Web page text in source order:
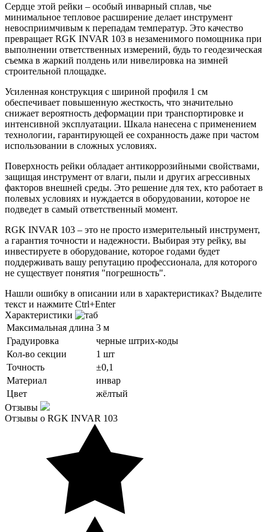
Сердце этой рейки – особый инварный сплав, чье
минимальное тепловое расширение делает инструмент
невосприимчивым к перепадам температур. Это качество
превращает RGK INVAR 103 в незаменимого помощника при
выполнении ответственных измерений, будь то геодезическая
съемка в жаркий полдень или нивелировка на зимней
строительной площадке.
Усиленная конструкция с шириной профиля 1 см
обеспечивает повышенную жесткость, что значительно
снижает вероятность деформации при транспортировке и
интенсивной эксплуатации. Шкала нанесена с применением
технологии, гарантирующей ее сохранность даже при частом
использовании в сложных условиях.
Поверхность рейки обладает антикоррозийными свойствами,
защищая инструмент от влаги, пыли и других агрессивных
факторов внешней среды. Это решение для тех, кто работает в
полевых условиях и нуждается в оборудовании, которое не
подведет в самый ответственный момент.
RGK INVAR 103 – это не просто измерительный инструмент,
а гарантия точности и надежности. Выбирая эту рейку, вы
инвестируете в оборудование, которое годами будет
поддерживать вашу репутацию профессионала, для которого
не существует понятия "погрешность".
Нашли ошибку в описании или в характеристиках? Выделите
текст и нажмите Ctrl+Enter
Характеристики
Максимальная длина 3 м
Градуировка
черные штрих-коды
Кол-во секции
1 шт
Точность
±0,1
Материал
инвар
Цвет
жёлтый
Отзывы
Отзывы о RGK INVAR 103